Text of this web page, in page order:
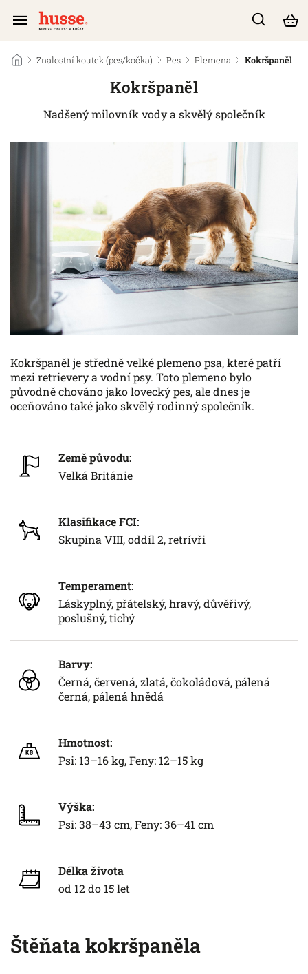
/ Znalostní koutek (pes/kočka) / Pes / Plemena / Kokršpaněl
Kokršpaněl
Nadšený milovník vody a skvělý společník
Kokršpaněl je středně velké plemeno psa, které patří
mezi retrievery a vodní psy. Toto plemeno bylo
původně chováno jako lovecký pes, ale dnes je
oceňováno také jako skvělý rodinný společník.
Země původu:
Velká Británie
Klasifikace FCI:
Skupina VIII, oddíl 2, retrívři
Temperament:
Láskyplný, přátelský, hravý, důvěřivý,
poslušný, tichý
Barvy:
Černá, červená, zlatá, čokoládová, pálená
černá, pálená hnědá
Hmotnost:
Psi: 13–16 kg, Feny: 12–15 kg
Výška:
Psi: 38–43 cm, Feny: 36–41 cm
Délka života
od 12 do 15 let
Štěňata kokršpaněla